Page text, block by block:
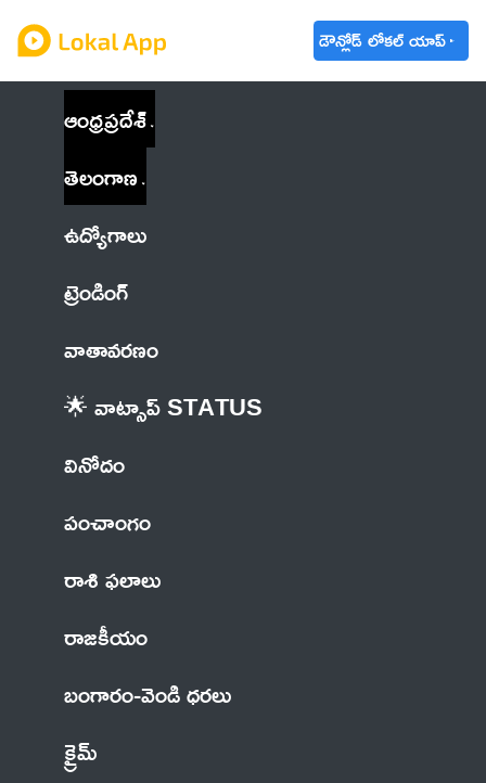
డౌన్లోడ్ లోకల్ యాప్
ఆంధ్రప్రదేశ్
తెలంగాణ
ఉద్యోగాలు
ట్రెండింగ్
వాతావరణం
🌟 వాట్సాప్ STATUS
వినోదం
పంచాంగం
రాశి ఫలాలు
రాజకీయం
బంగారం-వెండి ధరలు
క్రైమ్